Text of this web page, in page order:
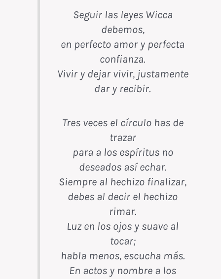
Seguir las leyes Wicca
debemos,
en perfecto amor y perfecta
confianza.
Vivir y dejar vivir, justamente
dar y recibir.
Tres veces el círculo has de
trazar
para a los espíritus no
deseados así echar.
Siempre al hechizo finalizar,
debes al decir el hechizo
rimar.
Luz en los ojos y suave al
tocar;
habla menos, escucha más.
En actos y nombre a los